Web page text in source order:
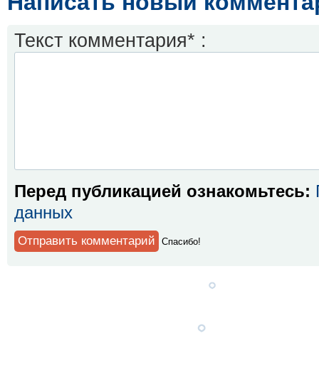
Текст комментария* :
Перед публикацией ознакомьтесь:
данных
Спaсибо!